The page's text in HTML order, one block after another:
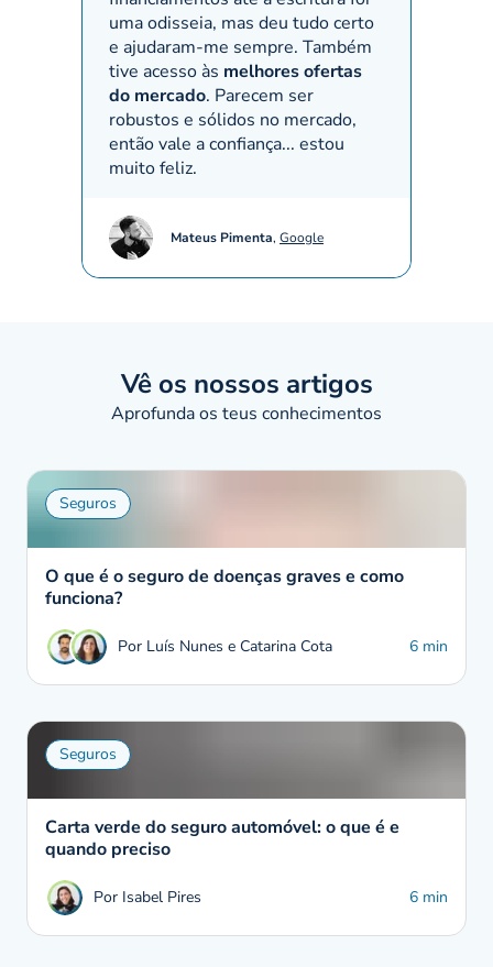
uma odisseia, mas deu tudo certo
e ajudaram-me sempre. Também
tive acesso às melhores ofertas
do mercado. Parecem ser
robustos e sólidos no mercado,
então vale a confiança... estou
muito feliz.
Mateus Pimenta, Google
Vê os nossos artigos
Aprofunda os teus conhecimentos
Seguros
O que é o seguro de doenças graves e como
funciona?
Por Luís Nunes e Catarina Cota 6 min
Seguros
Carta verde do seguro automóvel: o que é e
quando preciso
Por Isabel Pires 6 min